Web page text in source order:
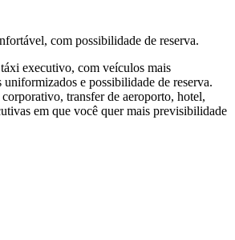
com possibilidade de reserva.
executivo, com veículos mais
e possibilidade de reserva.
transfer de aeroporto, hotel,
em que você quer mais previsibilidade